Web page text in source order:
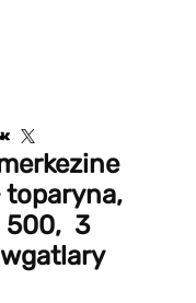
toparyna,
500, 3